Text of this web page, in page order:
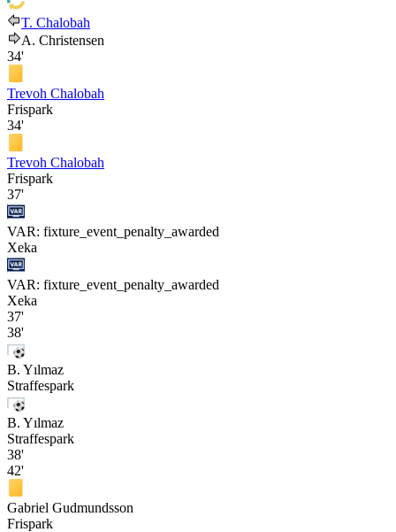
T. Chalobah
A. Christensen
34'
Trevoh Chalobah
Frispark
34'
Trevoh Chalobah
Frispark
37'
VAR: fixture_event_penalty_awarded
Xeka
VAR: fixture_event_penalty_awarded
Xeka
37'
38'
B. Yılmaz
Straffespark
B. Yılmaz
Straffespark
38'
42'
Gabriel Gudmundsson
Frispark